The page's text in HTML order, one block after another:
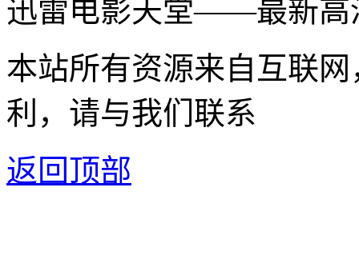
迅雷电影天堂——最新高
本站所有资源来自互联
利，请与我们联系
返回顶部